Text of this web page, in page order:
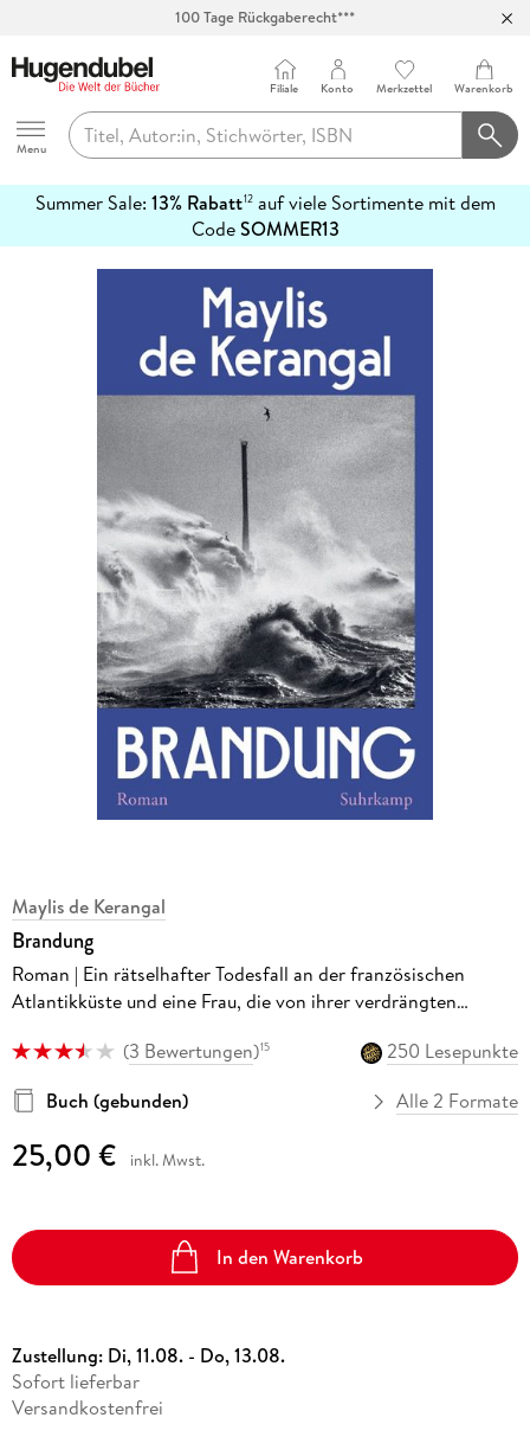
Hugendubel
Menu
Filiale Konto Merkzettel Warenkorb
Summer Sale: 13% Rabatt12auf viele Sortimente mit dem
CodeSOMMER13
erfahren
Maylis de Kerangal
Brandung
Roman | Ein rätselhafter Todesfall an der französischen
Atlantikküste und eine Frau, die von ihrer verdrängten
(3 Bewertungen)15
250 Lesepunkte
Buch (gebunden)
Alle 2 Formate
25,00 € inkl. Mwst.
In den Warenkorb
Zustellung: Di, 11.08. - Do, 13.08.
Sofort lieferbar
Versandkostenfrei